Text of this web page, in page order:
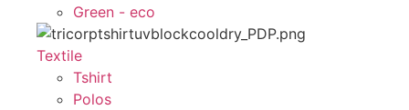
Green - eco
Textile
Tshirt
Polos